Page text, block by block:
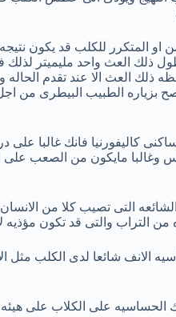
او المتكرر للكلب قد يكون
طول ذلك العث واحد مليميتر
ذلك العث الا عند تقدم الحاله
بزياره الطبيب البيطرى من
كاليفورنيا فانك غالبا على
وغالبا مايكون من الصعب على
التى تصيب كلا من
من التراب والتى قد تكون
الانف شائعا لدى الكلب
الحساسيه على الكلاب على هيئه